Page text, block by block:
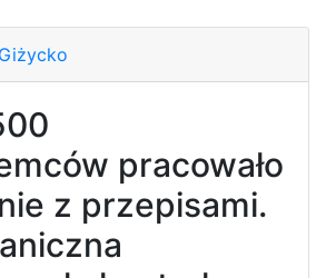
pracowało
z przepisami.